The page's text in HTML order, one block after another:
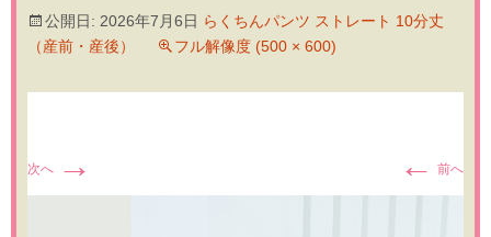
公開日: 2026年7月6日 らくちんパンツ ストレート 10分丈
（産前・産後）
フル解像度 (500 × 600)
← 前へ
次へ →